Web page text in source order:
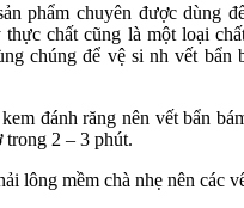
phẩm chuyên được dùng
thực chất cũng là một loại
chúng để vệ si nh vết bẩn
đánh răng nên vết bẩn
trong 2 – 3 phút.
lông mềm chà nhẹ nên các